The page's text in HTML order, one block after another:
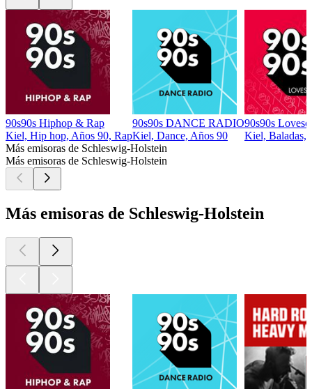
90s90s Hiphop & Rap
Kiel, Hip hop, Años 90, Rap
90s90s DANCE RADIO
Kiel, Dance, Años 90
90s90s
Kiel, Baladas,
Más emisoras de Schleswig-Holstein
Más emisoras de Schleswig-Holstein
Más emisoras de Schleswig-Holstein